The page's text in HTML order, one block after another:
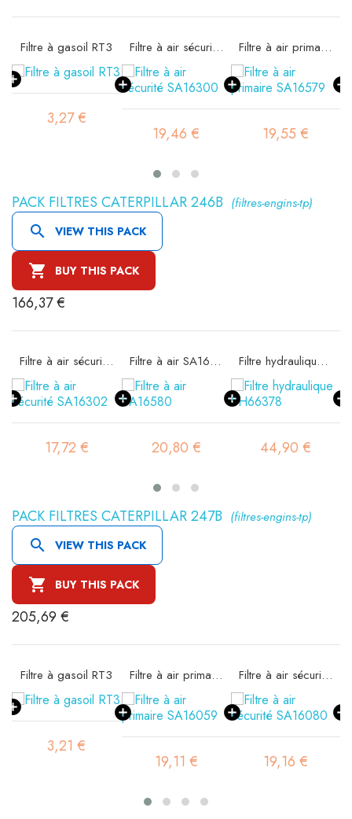
Filtre à gasoil RT3
3,27 €
Filtre à air sécurité SA16300
19,46 €
Filtre à air primaire SA16579
19,55 €
PACK FILTRES CATERPILLAR 246B (filtres-engins-tp)
 VIEW THIS PACK
 BUY THIS PACK
166,37 €
Filtre à air sécurité SA16302
17,72 €
Filtre à air SA16580
20,80 €
Filtre hydraulique SH66378
44,90 €
PACK FILTRES CATERPILLAR 247B (filtres-engins-tp)
 VIEW THIS PACK
 BUY THIS PACK
205,69 €
Filtre à gasoil RT3
3,21 €
Filtre à air primaire SA16059
19,11 €
Filtre à air sécurité SA16080
19,16 €